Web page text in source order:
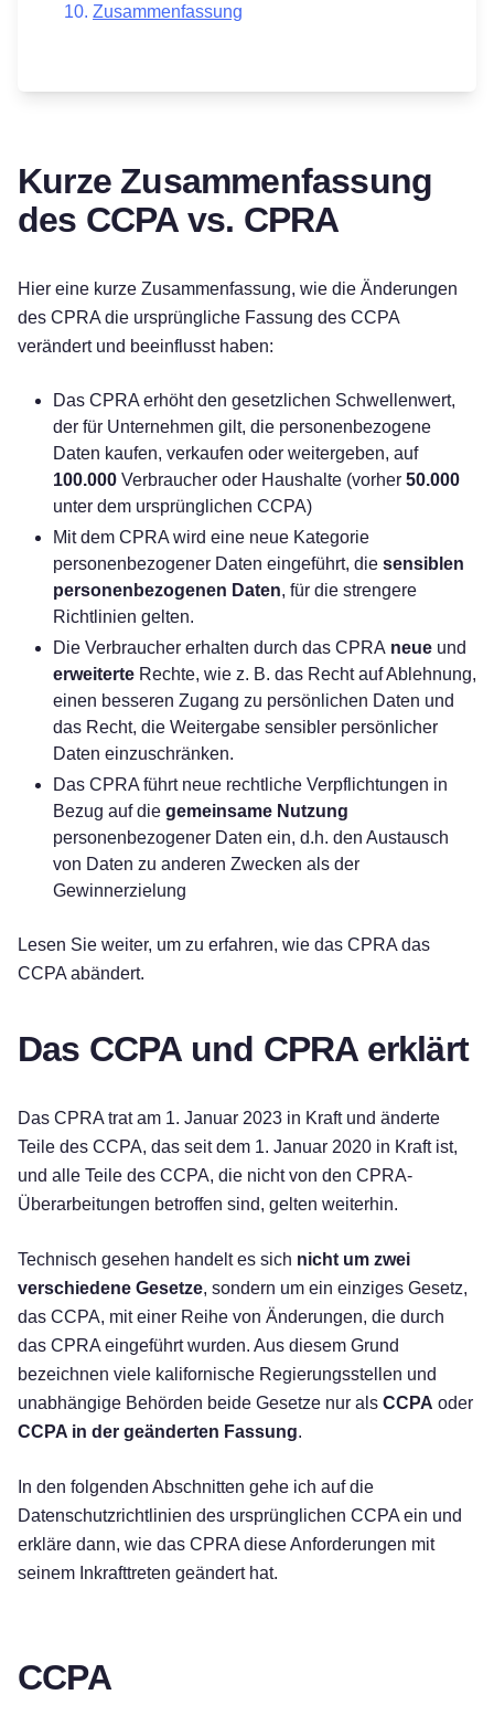
Zusammenfassung
Kurze Zusammenfassung
des CCPA vs. CPRA
Hier eine kurze Zusammenfassung, wie die Änderungen
des CPRA die ursprüngliche Fassung des CCPA
verändert und beeinflusst haben:
Das CPRA erhöht den gesetzlichen Schwellenwert,
der für Unternehmen gilt, die personenbezogene
Daten kaufen, verkaufen oder weitergeben, auf
100.000 Verbraucher oder Haushalte (vorher 50.000
unter dem ursprünglichen CCPA)
Mit dem CPRA wird eine neue Kategorie
personenbezogener Daten eingeführt, die sensiblen
personenbezogenen Daten, für die strengere
Richtlinien gelten.
Die Verbraucher erhalten durch das CPRA neue und
erweiterte Rechte, wie z. B. das Recht auf Ablehnung,
einen besseren Zugang zu persönlichen Daten und
das Recht, die Weitergabe sensibler persönlicher
Daten einzuschränken.
Das CPRA führt neue rechtliche Verpflichtungen in
Bezug auf die gemeinsame Nutzung
personenbezogener Daten ein, d.h. den Austausch
von Daten zu anderen Zwecken als der
Gewinnerzielung
Lesen Sie weiter, um zu erfahren, wie das CPRA das
CCPA abändert.
Das CCPA und CPRA erklärt
Das CPRA trat am 1. Januar 2023 in Kraft und änderte
Teile des CCPA, das seit dem 1. Januar 2020 in Kraft ist,
und alle Teile des CCPA, die nicht von den CPRA-
Überarbeitungen betroffen sind, gelten weiterhin.
Technisch gesehen handelt es sich nicht um zwei
verschiedene Gesetze, sondern um ein einziges Gesetz,
das CCPA, mit einer Reihe von Änderungen, die durch
das CPRA eingeführt wurden. Aus diesem Grund
bezeichnen viele kalifornische Regierungsstellen und
unabhängige Behörden beide Gesetze nur als CCPA oder
CCPA in der geänderten Fassung.
In den folgenden Abschnitten gehe ich auf die
Datenschutzrichtlinien des ursprünglichen CCPA ein und
erkläre dann, wie das CPRA diese Anforderungen mit
seinem Inkrafttreten geändert hat.
CCPA